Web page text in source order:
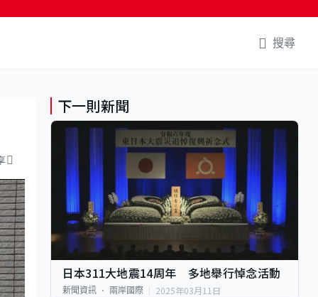
搜尋
下一則新聞
日本311大地震14周年 多地舉行悼念活動
新聞資訊 兩岸國際 2025年03月11日